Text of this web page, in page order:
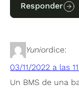
Responder
Yuniordice:
03/11/2022 a las
Un BMS de una